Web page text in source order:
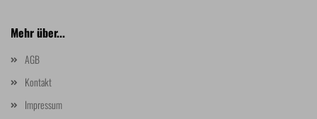
Mehr über...
AGB
Kontakt
Impressum